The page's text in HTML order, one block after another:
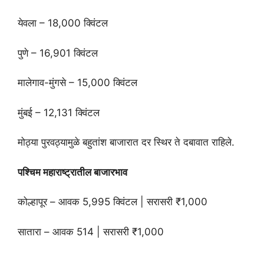
येवला – 18,000 क्विंटल
पुणे – 16,901 क्विंटल
मालेगाव-मुंगसे – 15,000 क्विंटल
मुंबई – 12,131 क्विंटल
मोठ्या पुरवठ्यामुळे बहुतांश बाजारात दर स्थिर ते दबावात राहिले.
पश्चिम महाराष्ट्रातील बाजारभाव
कोल्हापूर – आवक 5,995 क्विंटल | सरासरी ₹1,000
सातारा – आवक 514 | सरासरी ₹1,000